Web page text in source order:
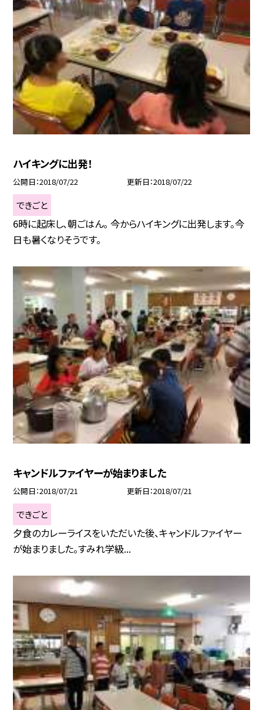
ハイキングに出発！
公開日 2018/07/22 更新日 2018/07/22
できごと
6時に起床し、朝ごはん。 今からハイキングに出発します。今
日も暑くなりそうです。
キャンドルファイヤーが始まりました
公開日 2018/07/21 更新日 2018/07/21
できごと
夕食のカレーライスをいただいた後、キャンドルファイヤー
が始まりました。すみれ学級...